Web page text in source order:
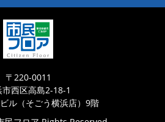
〒220-0011
市西区高島2-18-1
ル（そごう横浜店）9階